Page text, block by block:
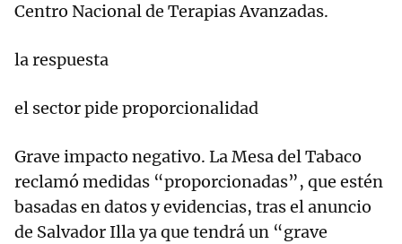
Centro Nacional de Terapias Avanzadas.
la respuesta
el sector pide proporcionalidad
Grave impacto negativo. La Mesa del Tabaco
reclamó medidas “proporcionadas”, que estén
basadas en datos y evidencias, tras el anuncio
de Salvador Illa ya que tendrá un “grave